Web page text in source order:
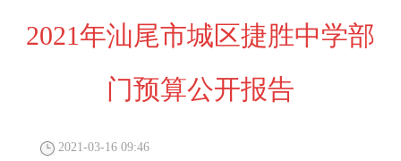
2021年汕尾市城区捷胜中学部
门预算公开报告
2021-03-16 09:46